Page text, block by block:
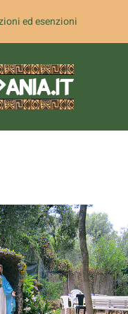
ed esenzioni
fornire i nostri